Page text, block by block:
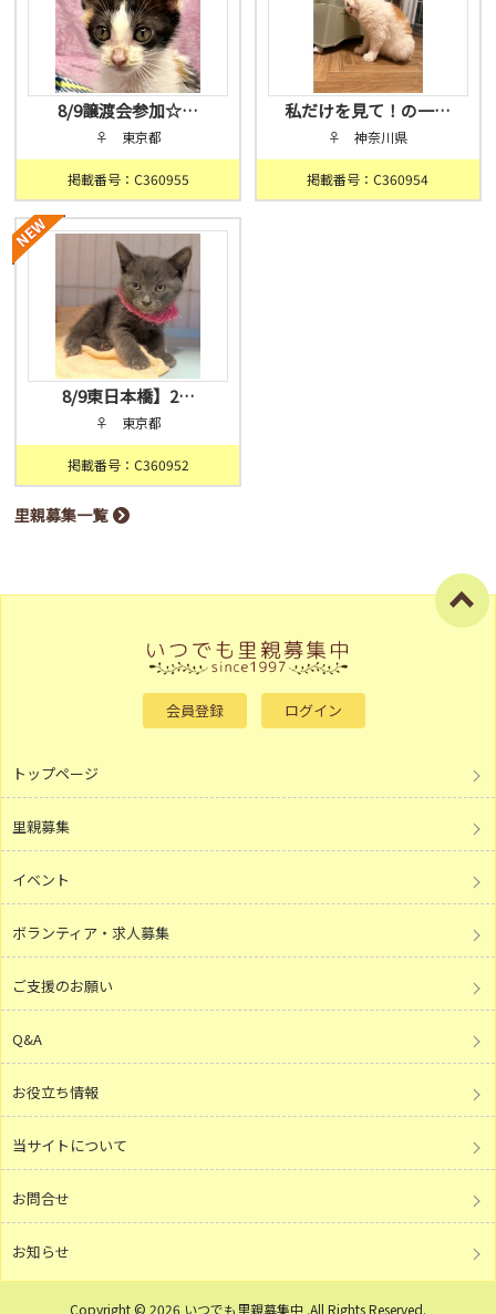
8/9譲渡会参加☆…
♀ 東京都
掲載番号：C360955
私だけを見て！の一…
♀ 神奈川県
掲載番号：C360954
8/9東日本橋】2…
♀ 東京都
掲載番号：C360952
里親募集一覧
会員登録 ログイン
トップページ
里親募集
イベント
ボランティア・求人募集
ご支援のお願い
Q&A
お役立ち情報
当サイトについて
お問合せ
お知らせ
Copyright © 2026 いつでも里親募集中 .All Rights Reserved.